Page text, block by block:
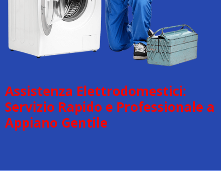
Assistenza Elettrodomestici:
Servizio Rapido e Professionale a
Appiano Gentile